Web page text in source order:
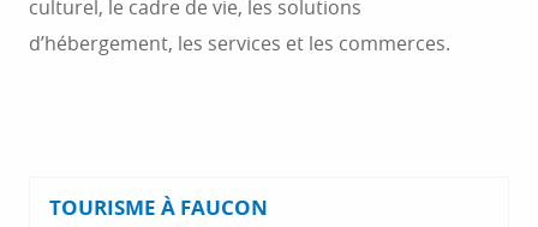
culturel, le cadre de vie, les solutions
d’hébergement, les services et les commerces.
TOURISME À FAUCON